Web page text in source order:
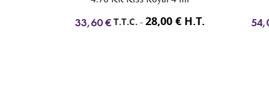
28,00 € H.T. 54,00 € T.T.C.-45,00 € H.T.